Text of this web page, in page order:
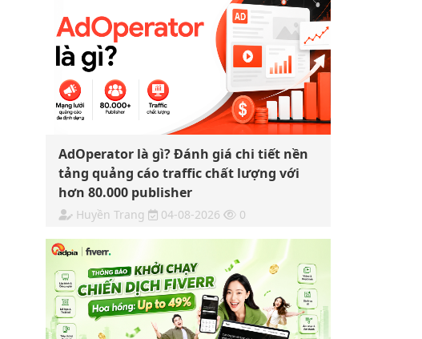
AdOperator là gì? Đánh giá chi tiết nền
tảng quảng cáo traffic chất lượng với
hơn 80.000 publisher
Huyền Trang 04-08-2026 0